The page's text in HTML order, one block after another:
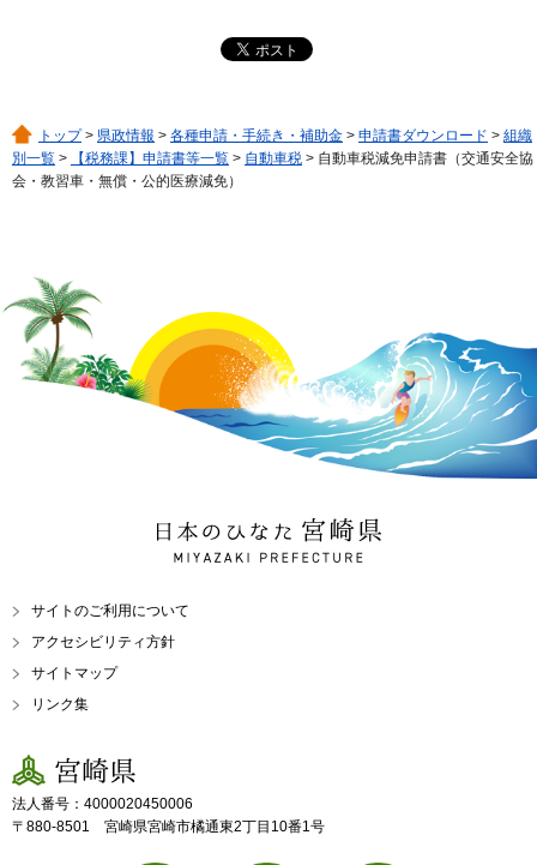
トップ> 県政情報 > 各種申請・手続き・補助金 > 申請書ダウンロード > 組織
別一覧 > 【税務課】申請書等一覧 > 自動車税 > 自動車税減免申請書（交通安全協
会・教習車・無償・公的医療減免）
日本のひなた 宮崎県
MIYAZAKI PREFECTURE
サイトのご利用について
アクセシビリティ方針
サイトマップ
リンク集
宮崎県
法人番号：4000020450006
〒880-8501 宮崎県宮崎市橘通東2丁目10番1号